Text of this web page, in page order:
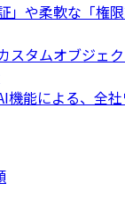
」や柔軟な「権
スタムオブジェ
機能による、全